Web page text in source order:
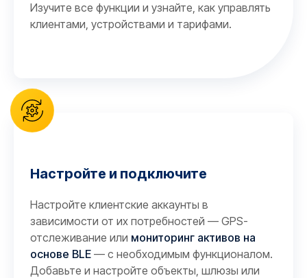
Изучите все функции и узнайте, как управлять
клиентами, устройствами и тарифами.
Настройте и подключите
Настройте клиентские аккаунты в
зависимости от их потребностей — GPS-
отслеживание или мониторинг активов на
основе BLE — с необходимым функционалом.
Добавьте и настройте объекты, шлюзы или